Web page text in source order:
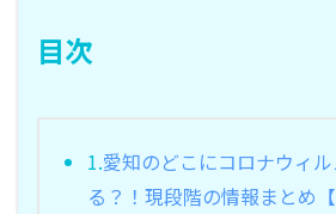
目次
1.愛知のどこにコロナウィ
る？！現段階の情報まとめ